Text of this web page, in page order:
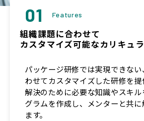
01 Features
組織課題に合わせて
カスタマイズ可能なカリキュ
パッケージ研修では実現できな
わせてカスタマイズした研修を
解決のために必要な知識やスキ
グラムを作成し、メンターと共
ます。